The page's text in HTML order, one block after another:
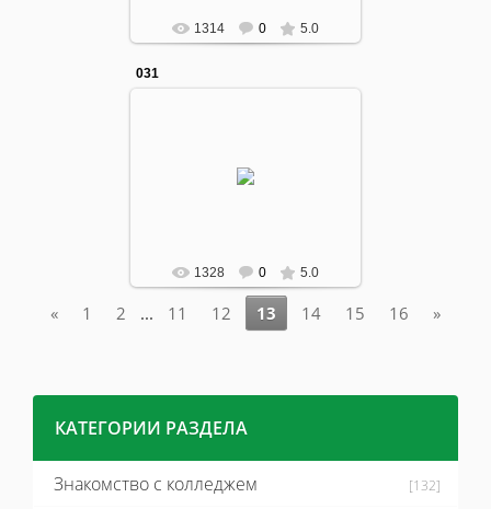
1314 0 5.0
031
1328 0 5.0
« 1 2 ... 11 12 13 14 15 16 »
КАТЕГОРИИ РАЗДЕЛА
Знакомство с колледжем [132]